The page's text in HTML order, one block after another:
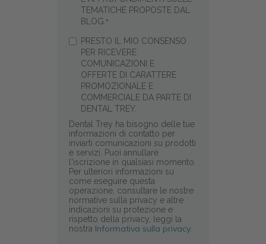
TEMATICHE PROPOSTE DAL
BLOG. *
PRESTO IL MIO CONSENSO
PER RICEVERE
COMUNICAZIONI E
OFFERTE DI CARATTERE
PROMOZIONALE E
COMMERCIALE DA PARTE DI
DENTAL TREY.
Dental Trey ha bisogno delle tue
informazioni di contatto per
inviarti comunicazioni su prodotti
e servizi. Puoi annullare
l'iscrizione in qualsiasi momento.
Per ulteriori informazioni su
come eseguire questa
operazione, consultare le nostre
normative sulla privacy e altre
indicazioni su protezione e
rispetto della privacy, leggi la
nostra Informativa sulla privacy.